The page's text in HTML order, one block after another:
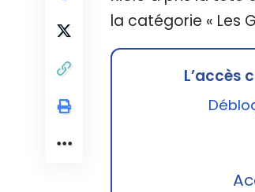
la catégorie « Les
L’accès